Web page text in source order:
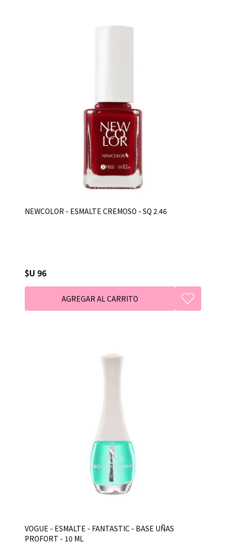
NEWCOLOR - ESMALTE CREMOSO - SQ 2.46
$U 96
VOGUE - ESMALTE - FANTASTIC - BASE UÑAS
PROFORT - 10 ML